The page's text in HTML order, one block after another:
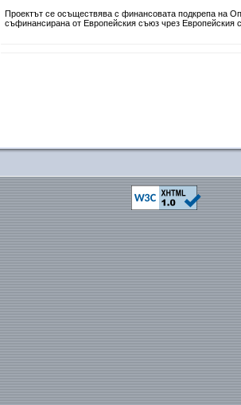
Проектът се осъществява с финансовата подкрепа на
съфинансирана от Европейския съюз чрез Европейския